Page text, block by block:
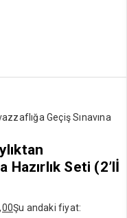
Hazırlık Seti (2’lİ
Şu andaki fiyat: